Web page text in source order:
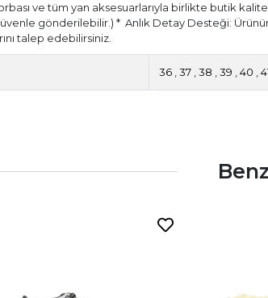
ve tüm yan aksesuarlarıyla birlikte butik
gönderilebilir.) * ⁠ Anlık Detay Desteği:
talep edebilirsiniz.
36 ,37 ,38 ,39 ,40 ,